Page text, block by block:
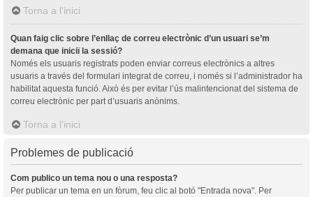
Torna a l’inici
Quan faig clic sobre l’enllaç de correu electrònic d’un usuari se’m
demana que iniciï la sessió?
Només els usuaris registrats poden enviar correus electrònics a altres
usuaris a través del formulari integrat de correu, i només si l’administrador ha
habilitat aquesta funció. Això és per evitar l’ús malintencionat del sistema de
correu electrònic per part d’usuaris anònims.
Torna a l’inici
Problemes de publicació
Com publico un tema nou o una resposta?
Per publicar un tema en un fòrum, feu clic al botó "Entrada nova". Per